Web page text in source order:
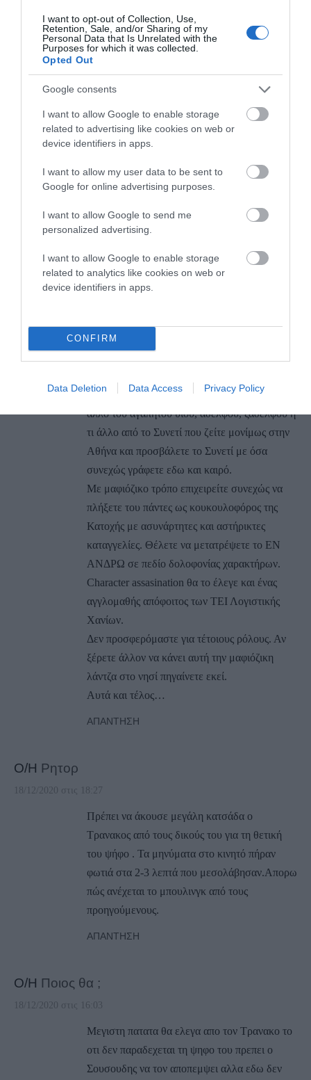
I want to opt-out of Collection, Use,
Retention, Sale, and/or Sharing of my
Personal Data that Is Unrelated with the
Purposes for which it was collected.
Opted Out
Google consents
I want to allow Google to enable storage
related to advertising like cookies on web or
device identifiers in apps.
I want to allow my user data to be sent to
Google for online advertising purposes.
I want to allow Google to send me
personalized advertising.
I want to allow Google to enable storage
related to analytics like cookies on web or
device identifiers in apps.
CONFIRM
Data Deletion Data Access Privacy Policy
ΚΡΙΤΙΚΗ. Μιλάμε για πολιτικές ανοησίες και
αστοχίες ΕΠΩΝΥΜΑ. Κάτι που δεν τολμάτε
εσείς και δεν θα τολμησετε ποτέ στη ζωή σας.
Αν κάτι από τα παραπάνω δεν τα
καταλαβαίνετε ρωτήστε κάποιον που να
ξέρει…
Την καλησπέρα μας…
ΥΓ Αν σας ενόχλησε κάτι από αυτά που
γραφουμε το συζητάμε. Μην ξαναγράψετε
όμως για δολοφονία χαρακτήρων γιατί είναι
το πει ακόμα και απόφοιτος ΤΕΙ…
sineti
Εχουμε ενα δημαρχο που…
Αγαπητή κυρία, μητέρα, αδελφή, ξαδέλφη ή τι
άλλο του αγαπητού υιού, αδελφού, ξαδέλφου ή
τι άλλο από το Συνετί που ζείτε μονίμως στην
Αθήνα και προσβάλετε το Συνετί με όσα
συνεχώς γράφετε εδω και καιρό.
Με μαφιόζικο τρόπο επιχειρείτε συνεχώς να
πλήξετε του πάντες ως κουκουλοφόρος της
Κατοχής με ασυνάρτητες και αστήρικτες
καταγγελίες. Θέλετε να μετατρέψετε το ΕΝ
ΑΝΔΡΩ σε πεδίο δολοφονίας χαρακτήρων.
Character assasination θα το έλεγε και ένας
αγγλομαθής απόφοιτος των ΤΕΙ Λογιστικής
Χανίων.
Δεν προσφερόμαστε για τέτοιους ρόλους. Αν
ξέρετε άλλον να κάνει αυτή την μαφιόζικη
λάντζα στο νησί πηγαίνετε εκεί.
Αυτά και τέλος…
ΑΠΆΝΤΗΣΗ
Ο/Η Ρητορ
18/12/2020 στις 18:27
Πρέπει να άκουσε μεγάλη κατσάδα ο
Τρανακος από τους δικούς του για τη θετική
του ψήφο . Τα μηνύματα στο κινητό πήραν
φωτιά στα 2-3 λεπτά που μεσολάβησαν.Απορω
πώς ανέχεται το μπουλινγκ από τους
προηγούμενους.
ΑΠΆΝΤΗΣΗ
Ο/Η Ποιος θα ;
18/12/2020 στις 16:03
Μεγιστη πατατα θα ελεγα απο τον Τρανακο το
οτι δεν παραδεχεται τη ψηφο του πρεπει ο
Σουσουδης να τον αποπεμψει αλλα εδω δεν